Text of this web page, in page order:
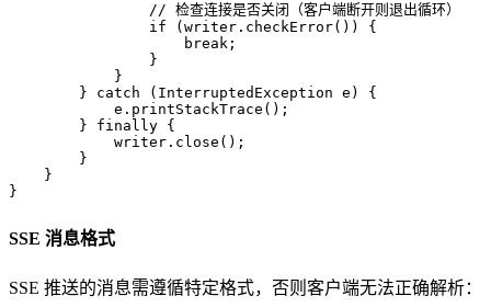
// 检查连接是否关闭（客户端断开则退出循环）
if (writer.checkError()) {
break ;
                }
            }
        }
catch (InterruptedException e) {
            e.printStackTrace();
        }
finally {
            writer.close();
        }
    }
}
SSE 消息格式
SSE 推送的消息需遵循特定格式，否则客户端无法正确解析：